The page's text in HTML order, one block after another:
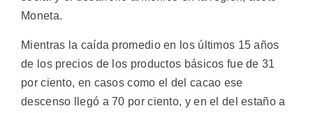
Moneta.
Mientras la caída promedio en los últimos 15 años
de los precios de los productos básicos fue de 31
por ciento, en casos como el del cacao ese
descenso llegó a 70 por ciento, y en el del estaño a